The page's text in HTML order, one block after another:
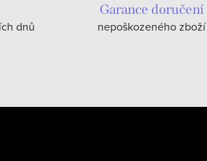
dnů
Garance doručení
nepoškozeného zboží